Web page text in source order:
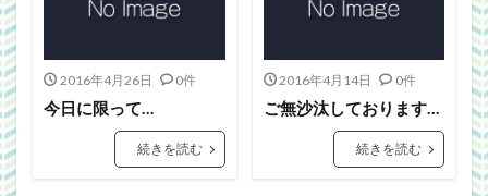
2016年4月26日 0件
今日に限って…
続きを読む
2016年4月14日 0件
ご無沙汰しております…
続きを読む